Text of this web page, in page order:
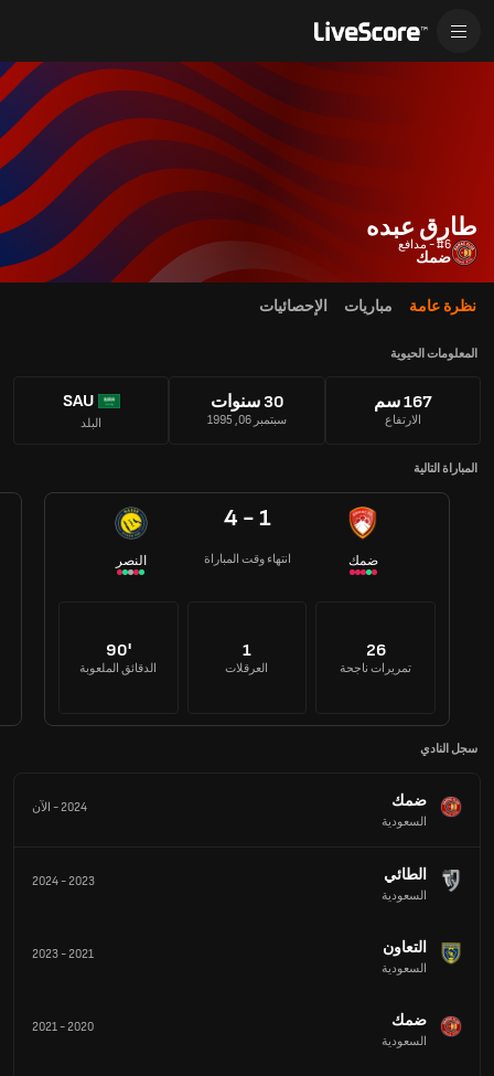
طارق عبده
#6 - مدافع
ضمك‎
نظرة عامة مباريات الإحصائيات
المعلومات الحيوية
167 سم
الارتفاع
30 سنوات
سبتمبر 06, 1995
SAU
البلد
المباراة التالية
النصر
4 - 1
انتهاء وقت المباراة ضمك‎
90'
الدقائق الملعوبة
1
العرقلات
26
تمريرات ناجحة
سجل النادي
ضمك‎
السعودية
2024
- الآن
الطائي
السعودية
2023
-
2024
التعاون
السعودية
2021
-
2023
ضمك‎
السعودية
2020
-
2021